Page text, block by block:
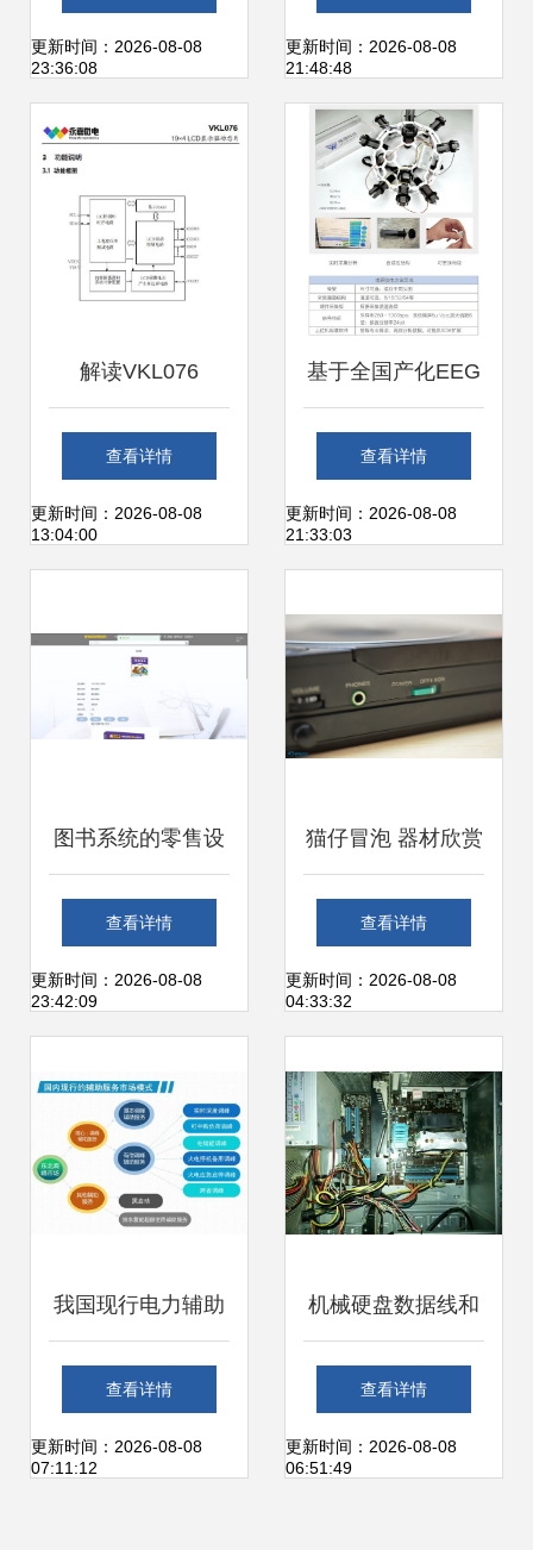
司，深耕计算机软
更新时间：2026-08-08
23:36:08
房地产租赁、经纪
等业务
更新时间：2026-08-08
21:48:48
解读VKL076
SSOP28超低功耗
LCD驱动芯片在市
查看详情
更新时间：2026-08-08
13:04:00
基于全国产化EEG
设备的青少年天赋
测评与心理分析解
查看详情
更新时间：2026-08-08
21:33:03
图书系统的零售设
计与实现 基于计算
机软硬件辅助的设
查看详情
更新时间：2026-08-08
23:42:09
猫仔冒泡 器材欣赏
之索尼D-50MK2
—— 便携数码与家
查看详情
更新时间：2026-08-08
04:33:32
我国现行电力辅助
服务市场模式及国
外辅助服务模式展
查看详情
更新时间：2026-08-08
07:11:12
机械硬盘数据线和
电源线连接指南
查看详情
更新时间：2026-08-08
06:51:49